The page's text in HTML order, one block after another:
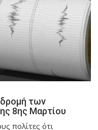
των
8ης Μαρτίου
πολίτες ότι